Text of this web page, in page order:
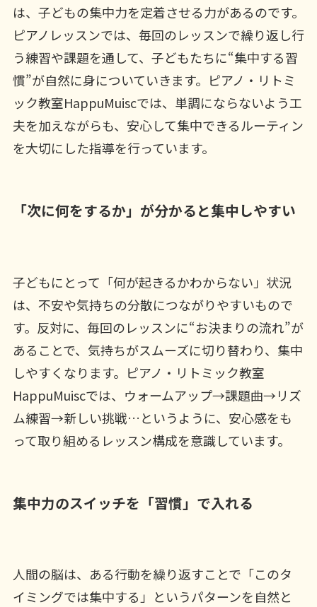
は、子どもの集中力を定着させる力があるのです。
ピアノレッスンでは、毎回のレッスンで繰り返し行
う練習や課題を通して、子どもたちに“集中する習
慣”が自然に身についていきます。ピアノ・リトミ
ック教室HappuMuiscでは、単調にならないよう工
夫を加えながらも、安心して集中できるルーティン
を大切にした指導を行っています。
「次に何をするか」が分かると集中しやすい
子どもにとって「何が起きるかわからない」状況
は、不安や気持ちの分散につながりやすいもので
す。反対に、毎回のレッスンに“お決まりの流れ”が
あることで、気持ちがスムーズに切り替わり、集中
しやすくなります。ピアノ・リトミック教室
HappuMuiscでは、ウォームアップ→課題曲→リズ
ム練習→新しい挑戦…というように、安心感をも
って取り組めるレッスン構成を意識しています。
集中力のスイッチを「習慣」で入れる
人間の脳は、ある行動を繰り返すことで「このタ
イミングでは集中する」というパターンを自然と